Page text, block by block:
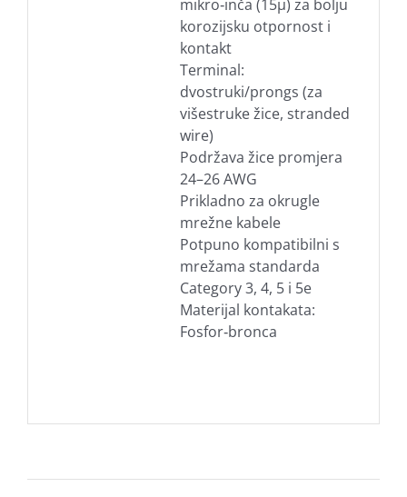
mikro‑inča (15µ) za bolju
korozijsku otpornost i
kontakt
Terminal:
dvostruki/prongs (za
višestruke žice, stranded
wire)
Podržava žice promjera
24–26 AWG
Prikladno za okrugle
mrežne kabele
Potpuno kompatibilni s
mrežama standarda
Category 3, 4, 5 i 5e
Materijal kontakata:
Fosfor‑bronca